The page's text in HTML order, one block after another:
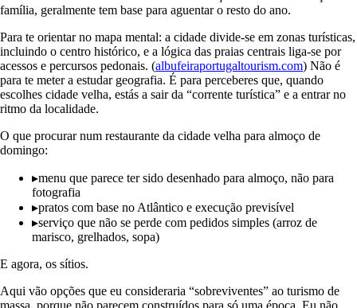
família, geralmente tem base para aguentar o resto do ano.
Para te orientar no mapa mental: a cidade divide-se em zonas turísticas,
incluindo o centro histórico, e a lógica das praias centrais liga-se por
acessos e percursos pedonais. (albufeiraportugaltourism.com) Não é
para te meter a estudar geografia. É para perceberes que, quando
escolhes cidade velha, estás a sair da “corrente turística” e a entrar no
ritmo da localidade.
O que procurar num restaurante da cidade velha para almoço de
domingo:
▸menu que parece ter sido desenhado para almoço, não para
fotografia
▸pratos com base no Atlântico e execução previsível
▸serviço que não se perde com pedidos simples (arroz de
marisco, grelhados, sopa)
E agora, os sítios.
Aqui vão opções que eu consideraria “sobreviventes” ao turismo de